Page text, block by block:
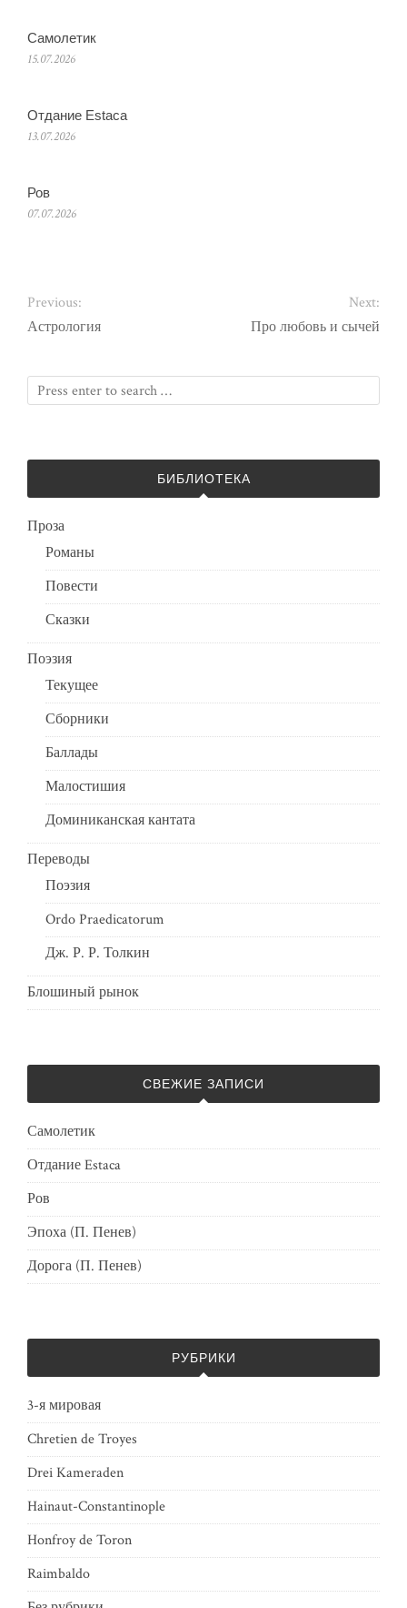
Самолетик
15.07.2026
Отдание Estaca
13.07.2026
Ров
07.07.2026
Previous:
Астрология
Next:
Про любовь и сычей
БИБЛИОТЕКА
Проза
Романы
Повести
Сказки
Поэзия
Текущее
Сборники
Баллады
Малостишия
Доминиканская кантата
Переводы
Поэзия
Ordo Praedicatorum
Дж. Р. Р. Толкин
Блошиный рынок
СВЕЖИЕ ЗАПИСИ
Самолетик
Отдание Estaca
Ров
Эпоха (П. Пенев)
Дорога (П. Пенев)
РУБРИКИ
3-я мировая
Chretien de Troyes
Drei Kameraden
Hainaut-Constantinople
Honfroy de Toron
Raimbaldo